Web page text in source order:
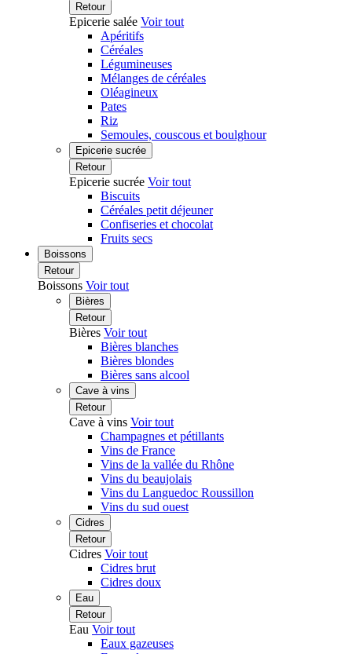
Retour
Epicerie salée Voir tout
Apéritifs
Céréales
Légumineuses
Mélanges de céréales
Oléagineux
Pates
Riz
Semoules, couscous et boulghour
Epicerie sucrée
Retour
Epicerie sucrée Voir tout
Biscuits
Céréales petit déjeuner
Confiseries et chocolat
Fruits secs
Boissons
Retour
Boissons Voir tout
Bières
Retour
Bières Voir tout
Bières blanches
Bières blondes
Bières sans alcool
Cave à vins
Retour
Cave à vins Voir tout
Champagnes et pétillants
Vins de France
Vins de la vallée du Rhône
Vins du beaujolais
Vins du Languedoc Roussillon
Vins du sud ouest
Cidres
Retour
Cidres Voir tout
Cidres brut
Cidres doux
Eau
Retour
Eau Voir tout
Eaux gazeuses